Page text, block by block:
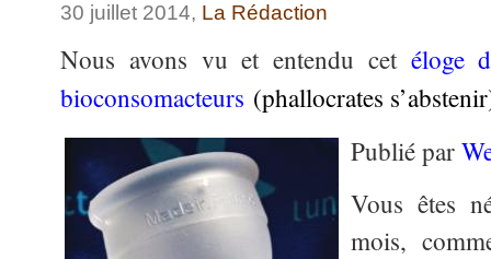
30 juillet 2014, La Rédaction
Nous avons vu et entendu cet éloge
bioconsomacteurs (phallocrates
Publié par
Vous êtes
mois,